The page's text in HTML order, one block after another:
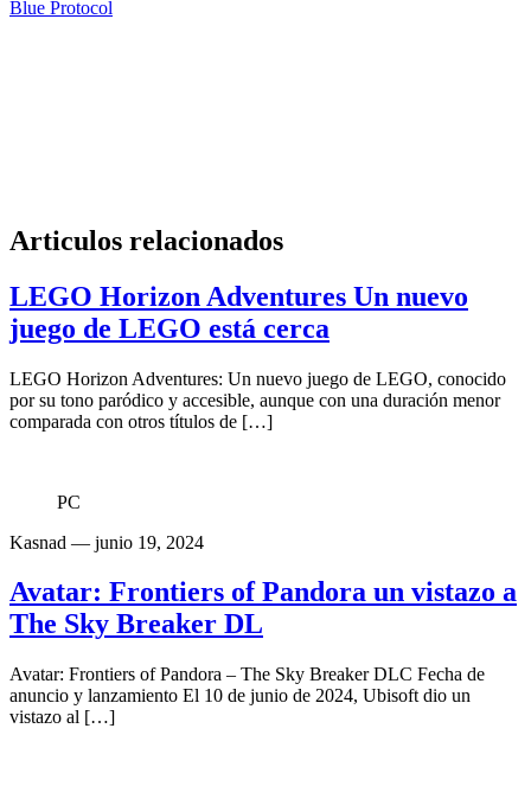
Blue Protocol
Articulos relacionados
LEGO Horizon Adventures Un nuevo
juego de LEGO está cerca
LEGO Horizon Adventures: Un nuevo juego de LEGO, conocido
por su tono paródico y accesible, aunque con una duración menor
comparada con otros títulos de […]
PC
Kasnad — junio 19, 2024
Avatar: Frontiers of Pandora un vistazo a
The Sky Breaker DL
Avatar: Frontiers of Pandora – The Sky Breaker DLC Fecha de
anuncio y lanzamiento El 10 de junio de 2024, Ubisoft dio un
vistazo al […]